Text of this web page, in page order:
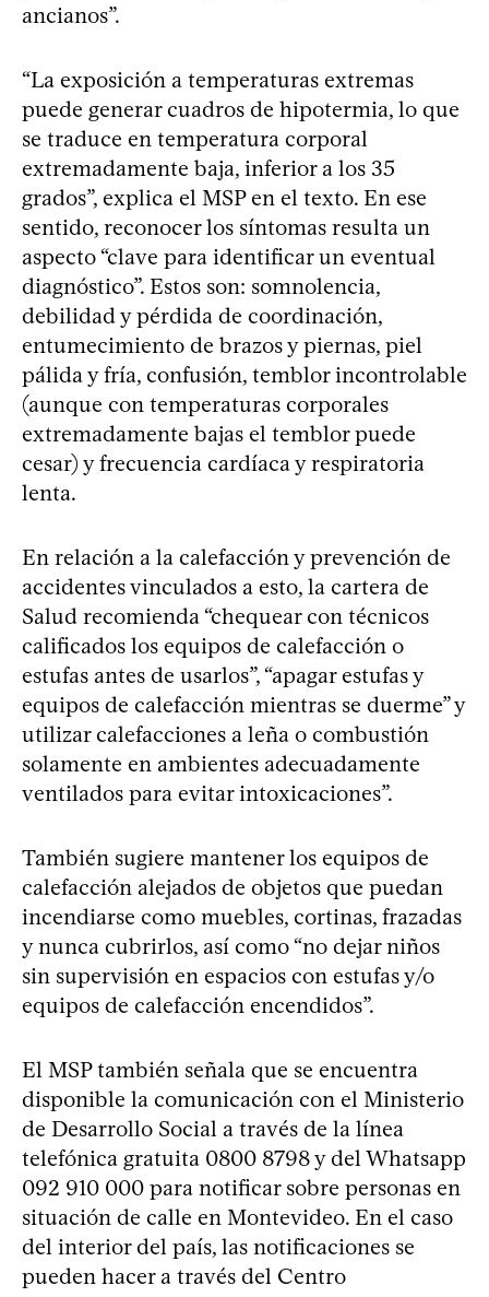
ancianos”.
“La exposición a temperaturas extremas
puede generar cuadros de hipotermia, lo que
se traduce en temperatura corporal
extremadamente baja, inferior a los 35
grados”, explica el MSP en el texto. En ese
sentido, reconocer los síntomas resulta un
aspecto “clave para identificar un eventual
diagnóstico”. Estos son: somnolencia,
debilidad y pérdida de coordinación,
entumecimiento de brazos y piernas, piel
pálida y fría, confusión, temblor incontrolable
(aunque con temperaturas corporales
extremadamente bajas el temblor puede
cesar) y frecuencia cardíaca y respiratoria
lenta.
En relación a la calefacción y prevención de
accidentes vinculados a esto, la cartera de
Salud recomienda “chequear con técnicos
calificados los equipos de calefacción o
estufas antes de usarlos”, “apagar estufas y
equipos de calefacción mientras se duerme” y
utilizar calefacciones a leña o combustión
solamente en ambientes adecuadamente
ventilados para evitar intoxicaciones”.
También sugiere mantener los equipos de
calefacción alejados de objetos que puedan
incendiarse como muebles, cortinas, frazadas
y nunca cubrirlos, así como “no dejar niños
sin supervisión en espacios con estufas y/o
equipos de calefacción encendidos”.
El MSP también señala que se encuentra
disponible la comunicación con el Ministerio
de Desarrollo Social a través de la línea
telefónica gratuita 0800 8798 y del Whatsapp
092 910 000 para notificar sobre personas en
situación de calle en Montevideo. En el caso
del interior del país, las notificaciones se
pueden hacer a través del Centro